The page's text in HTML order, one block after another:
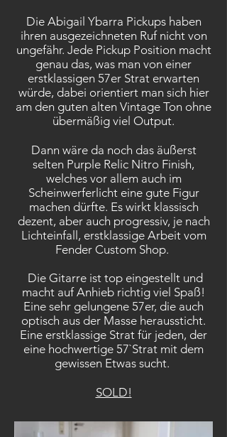
Die Abigail Ybarra Pickups haben
ihren ausgezeichneten Ruf nicht von
ungefähr. Jede Pickup Position macht
genau das, was man von einer
erstklassigen 57er Strat erwarten
würde, dabei orientiert man sich hier
am den guten alten Vintage Ton ohne
übermäßig viel Output.
Dann wäre da noch das äußerst
selten Purple Relic Nitro Finish,
welches vor allem auch im
Scheinwerferlicht eine gute Figur
machen dürfte. Es wirkt klassisch
dezent, aber auch progressiv, je nach
Lichteinfall, erstklassige Arbeit vom
Fender Custom Shop.
Die Gitarre ist top eingestellt und
macht auf Anhieb richtig viel Spaß!
Eine sehr gelungene 57er, die auch
optisch aus der Masse heraussticht.
Eine erstklassige Strat für jeden, der
eine hochwertige 57`Strat mit dem
gewissen Etwas sucht.
SOLD!